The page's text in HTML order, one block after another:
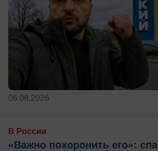
06.08.2026
В России
«Важно похоронить его»: